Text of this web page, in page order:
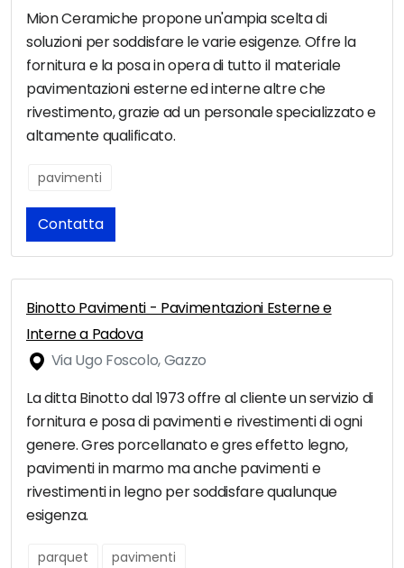
Mion Ceramiche propone un'ampia scelta di
soluzioni per soddisfare le varie esigenze. Offre la
fornitura e la posa in opera di tutto il materiale
pavimentazioni esterne ed interne altre che
rivestimento, grazie ad un personale specializzato e
altamente qualificato.
pavimenti
Contatta
Binotto Pavimenti - Pavimentazioni Esterne e
Interne a Padova
Via Ugo Foscolo, Gazzo
La ditta Binotto dal 1973 offre al cliente un servizio di
fornitura e posa di pavimenti e rivestimenti di ogni
genere. Gres porcellanato e gres effetto legno,
pavimenti in marmo ma anche pavimenti e
rivestimenti in legno per soddisfare qualunque
esigenza.
parquet pavimenti